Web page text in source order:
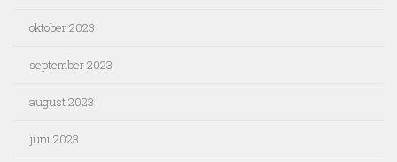
oktober 2023
september 2023
august 2023
juni 2023